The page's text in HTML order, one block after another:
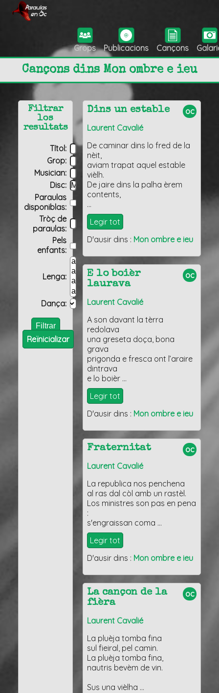
Grops Publicacions Cançons
Cançons dins Mon ombre e ieu
oc
Dins un estable
Laurent Cavalié
De caminar dins lo fred de la
nèit,
aviam trapat aquel estable
vièlh.
De jaire dins la palha èrem
contents,
…
Legir tot
D'ausir dins : Mon ombre e ieu
oc
E lo boièr
laurava
Laurent Cavalié
A son davant la tèrra
redolava
una greseta doça, bona
grava
prigonda e fresca ont l’araire
dintrava
e lo boièr …
Legir tot
D'ausir dins : Mon ombre e ieu
oc
Fraternitat
Laurent Cavalié
La republica nos penchena
al ras dal còl amb un rastèl.
Los ministres son pas en pena
:
s'engraissan coma …
Legir tot
D'ausir dins : Mon ombre e ieu
oc
La cançon de la
fièra
Laurent Cavalié
La pluèja tomba fina
sul fieiral, pel camin.
La pluèja tomba fina,
nautris bevèm de vin.
Sus una vièlha …
Filtrar
los
resultats
Títol:
Grop:
Musician:
Disc:
Paraulas
disponiblas:
Tròç de
paraulas:
Pels
enfants:
Lenga:
Dança:
Reïnicializar